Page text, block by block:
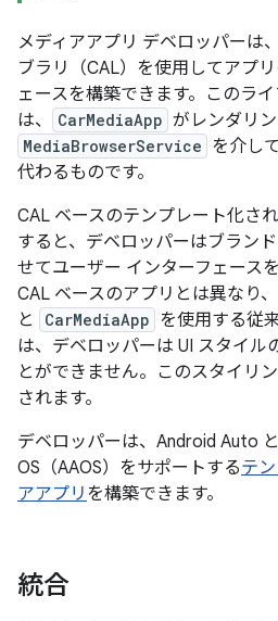
メディアアプリ デベロッパーは
ブラリ（CAL）を使用してアプ
ェースを構築できます。このライ
は、
CarMediaApp がレンダリ
MediaBrowserService を介し
代わるものです。
CAL ベースのテンプレート化さ
すると、デベロッパーはブラン
せてユーザー インターフェース
CAL ベースのアプリとは異なり、
と CarMediaApp を使用する従
は、デベロッパーは UI スタイル
とができません。このスタイリ
されます。
デベロッパーは、Android Auto
OS（AAOS）をサポートするテ
アアプリ を構築できます。
統合